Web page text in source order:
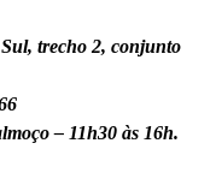
trecho 2, conjunto
– 11h30 às 16h.